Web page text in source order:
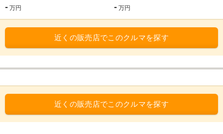
- 万円 - 万円
近くの販売店でこのクルマを探す
近くの販売店でこのクルマを探す